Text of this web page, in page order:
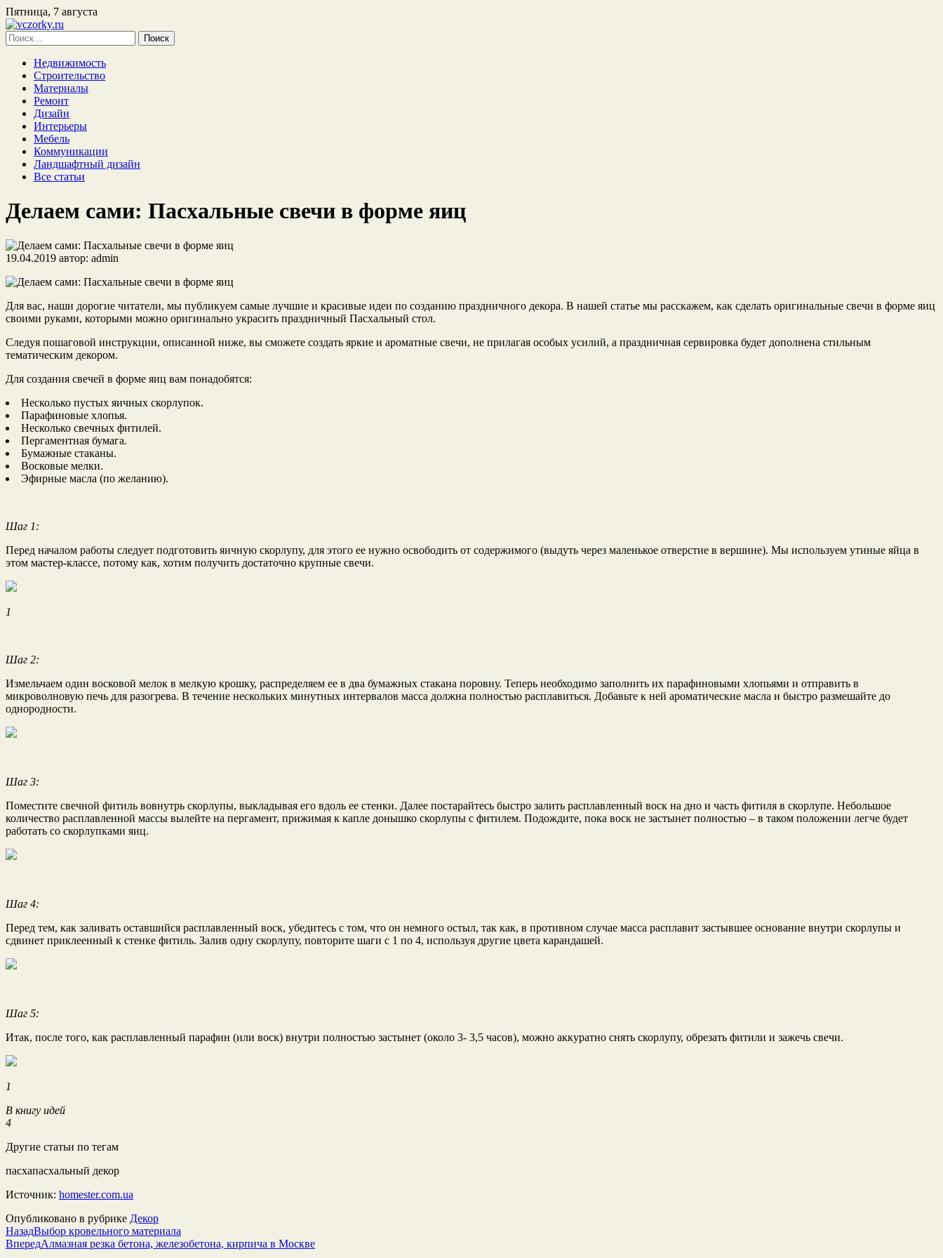
Пятница, 7 августа
Найти:
Недвижимость
Строительство
Материалы
Ремонт
Дизайн
Интерьеры
Мебель
Коммуникации
Ландшафтный дизайн
Все статьи
Делаем сами: Пасхальные свечи в форме яиц
19.04.2019 автор: admin
Для вас, наши дорогие читатели, мы публикуем самые лучшие и красивые идеи по созданию праздничного декора. В нашей статье мы расскажем, как сделать оригинальные свечи в форме яиц
своими руками, которыми можно оригинально украсить праздничный Пасхальный стол.
Следуя пошаговой инструкции, описанной ниже, вы сможете создать яркие и ароматные свечи, не прилагая особых усилий, а праздничная сервировка будет дополнена стильным
тематическим декором.
Для создания свечей в форме яиц вам понадобятся:
Несколько пустых яичных скорлупок.
Парафиновые хлопья.
Несколько свечных фитилей.
Пергаментная бумага.
Бумажные стаканы.
Восковые мелки.
Эфирные масла (по желанию).
Шаг 1:
Перед началом работы следует подготовить яичную скорлупу, для этого ее нужно освободить от содержимого (выдуть через маленькое отверстие в вершине). Мы используем утиные яйца в
этом мастер-классе, потому как, хотим получить достаточно крупные свечи.
1
Шаг 2:
Измельчаем один восковой мелок в мелкую крошку, распределяем ее в два бумажных стакана поровну. Теперь необходимо заполнить их парафиновыми хлопьями и отправить в
микроволновую печь для разогрева. В течение нескольких минутных интервалов масса должна полностью расплавиться. Добавьте к ней ароматические масла и быстро размешайте до
однородности.
Шаг 3:
Поместите свечной фитиль вовнутрь скорлупы, выкладывая его вдоль ее стенки. Далее постарайтесь быстро залить расплавленный воск на дно и часть фитиля в скорлупе. Небольшое
количество расплавленной массы вылейте на пергамент, прижимая к капле донышко скорлупы с фитилем. Подождите, пока воск не застынет полностью – в таком положении легче будет
работать со скорлупками яиц.
Шаг 4:
Перед тем, как заливать оставшийся расплавленный воск, убедитесь с том, что он немного остыл, так как, в противном случае масса расплавит застывшее основание внутри скорлупы и
сдвинет приклеенный к стенке фитиль. Залив одну скорлупу, повторите шаги с 1 по 4, используя другие цвета карандашей.
Шаг 5:
Итак, после того, как расплавленный парафин (или воск) внутри полностью застынет (около 3- 3,5 часов), можно аккуратно снять скорлупу, обрезать фитили и зажечь свечи.
1
В книгу идей
4
Другие статьи по тегам
пасхапасхальный декор
Источник: homester.com.ua
Опубликовано в рубрике Декор
НазадВыбор кровельного материала
ВпередАлмазная резка бетона, железобетона, кирпича в Москве